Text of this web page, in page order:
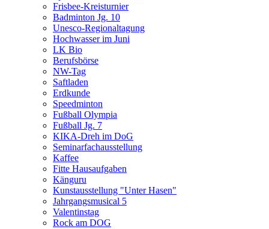
Frisbee-Kreisturnier
Badminton Jg. 10
Unesco-Regionaltagung
Hochwasser im Juni
LK Bio
Berufsbörse
NW-Tag
Saftladen
Erdkunde
Speedminton
Fußball Olympia
Fußball Jg. 7
KIKA-Dreh im DoG
Seminarfachausstellung
Kaffee
Fitte Hausaufgaben
Känguru
Kunstausstellung "Unter Hasen"
Jahrgangsmusical 5
Valentinstag
Rock am DOG